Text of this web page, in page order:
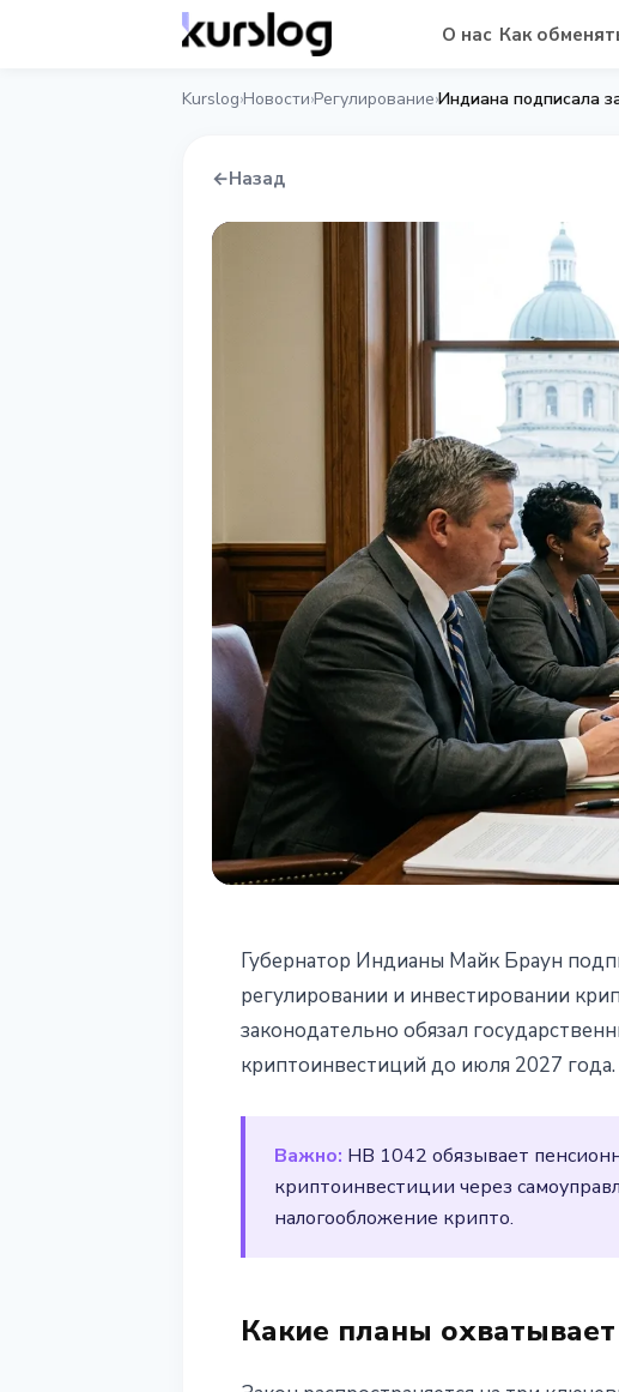
О нас Как
Kurslog›Новости›Регулирование›Индиана подписала
←Назад
Индиана: крипто
штата
Губернатор Индианы Майк Браун
регулировании и инвестировании
законодательно обязал
криптоинвестиций до июля 2027 года.
Важно: HB 1042 обязывает
криптоинвестиции через
налогообложение крипто.
Какие планы